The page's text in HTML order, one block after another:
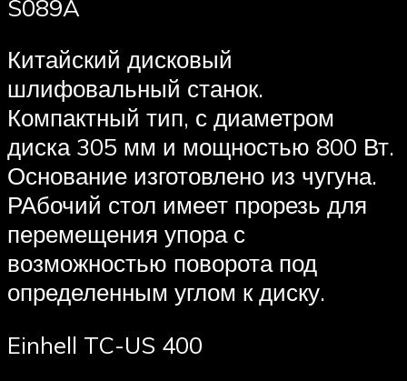
S089A
Китайский дисковый
шлифовальный станок.
Компактный тип, с диаметром
диска 305 мм и мощностью 800 Вт.
Основание изготовлено из чугуна.
РАбочий стол имеет прорезь для
перемещения упора с
возможностью поворота под
определенным углом к диску.
Einhell TC-US 400